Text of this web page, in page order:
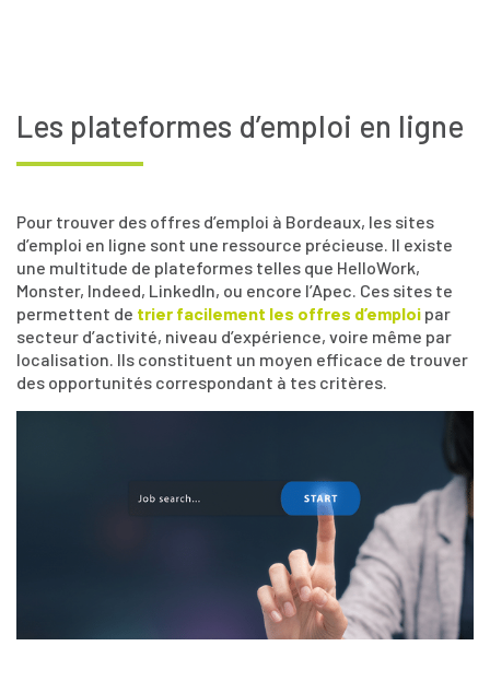
Les plateformes d’emploi en ligne
Pour trouver des offres d’emploi à Bordeaux, les sites
d’emploi en ligne sont une ressource précieuse. Il existe
une multitude de plateformes telles que HelloWork,
Monster, Indeed, LinkedIn, ou encore l’Apec. Ces sites te
permettent de trier facilement les offres d’emploi par
secteur d’activité, niveau d’expérience, voire même par
localisation. Ils constituent un moyen efficace de trouver
des opportunités correspondant à tes critères.